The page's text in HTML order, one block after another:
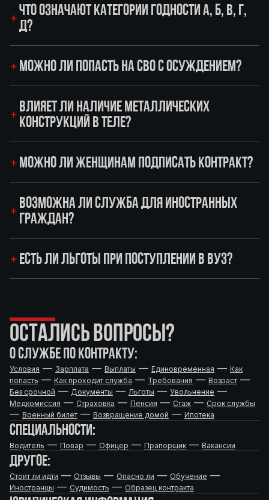
ЧТО ОЗНАЧАЮТ КАТЕГОРИИ ГОДНОСТИ А, Б, В, Г,
Д?
МОЖНО ЛИ ПОПАСТЬ НА СВО С ОСУЖДЕНИЕМ?
ВЛИЯЕТ ЛИ НАЛИЧИЕ МЕТАЛЛИЧЕСКИХ
КОНСТРУКЦИЙ В ТЕЛЕ?
МОЖНО ЛИ ЖЕНЩИНАМ ПОДПИСАТЬ КОНТРАКТ?
ВОЗМОЖНА ЛИ СЛУЖБА ДЛЯ ИНОСТРАННЫХ
ГРАЖДАН?
ЕСТЬ ЛИ ЛЬГОТЫ ПРИ ПОСТУПЛЕНИИ В ВУЗ?
ОСТАЛИСЬ ВОПРОСЫ?
О СЛУЖБЕ ПО КОНТРАКТУ:
Условия — Зарплата — Выплаты — Единовременная — Как
попасть — Как проходит служба — Требования — Возраст —
Без срочной — Документы — Льготы — Увольнение —
Медкомиссия — Страховка — Пенсия — Стаж — Срок службы
— Военный билет — Возвращение домой — Ипотека
СПЕЦИАЛЬНОСТИ:
Водитель — Повар — Офицер — Прапорщик — Вакансии
ДРУГОЕ:
Стоит ли идти — Отзывы — Опасно ли — Обучение —
Иностранцы — Судимость — Образец контракта